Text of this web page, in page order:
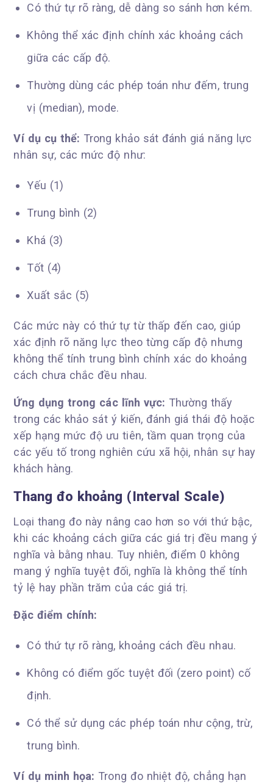
Có thứ tự rõ ràng, dễ dàng so sánh hơn kém.
Không thể xác định chính xác khoảng cách
giữa các cấp độ.
Thường dùng các phép toán như đếm, trung
vị (median), mode.
Ví dụ cụ thể: Trong khảo sát đánh giá năng lực
nhân sự, các mức độ như:
Yếu (1)
Trung bình (2)
Khá (3)
Tốt (4)
Xuất sắc (5)
Các mức này có thứ tự từ thấp đến cao, giúp
xác định rõ năng lực theo từng cấp độ nhưng
không thể tính trung bình chính xác do khoảng
cách chưa chắc đều nhau.
Ứng dụng trong các lĩnh vực: Thường thấy
trong các khảo sát ý kiến, đánh giá thái độ hoặc
xếp hạng mức độ ưu tiên, tầm quan trọng của
các yếu tố trong nghiên cứu xã hội, nhân sự hay
khách hàng.
Thang đo khoảng (Interval Scale)
Loại thang đo này nâng cao hơn so với thứ bậc,
khi các khoảng cách giữa các giá trị đều mang ý
nghĩa và bằng nhau. Tuy nhiên, điểm 0 không
mang ý nghĩa tuyệt đối, nghĩa là không thể tính
tỷ lệ hay phần trăm của các giá trị.
Đặc điểm chính:
Có thứ tự rõ ràng, khoảng cách đều nhau.
Không có điểm gốc tuyệt đối (zero point) cố
định.
Có thể sử dụng các phép toán như cộng, trừ,
trung bình.
Ví dụ minh họa: Trong đo nhiệt độ, chẳng hạn